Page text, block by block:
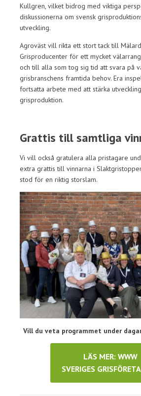
Kullgren, vilket bidrog med viktiga
diskussionerna om svensk
utveckling.
Agroväst vill rikta ett stort tack till
Grisproducenter för ett mycket
och till alla som tog sig tid att svara på
grisbranschens framtida behov. Era
fortsatta arbete med att stärka
grisproduktion.
Grattis till samtliga
Vi vill också gratulera alla pristagare
extra grattis till vinnarna i
stod för en riktig storslam.
Vill du veta programmet under
LÄS MER: WWW
SVERIGES